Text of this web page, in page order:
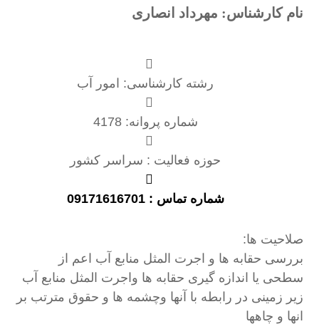
نام کارشناس: مهرداد انصاری
رشته کارشناسی: امور آب
شماره پروانه: 4178
حوزه فعالیت : سراسر کشور
شماره تماس : 09171616701
صلاحیت ها:
بررسی حقابه ها و اجرت المثل منابع آب اعم از
سطحی یا اندازه گیری حقابه ها واجرت المثل منابع آب
زیر زمینی در رابطه با آنها وچشمه ها و حقوق مترتب بر
انها و چاهها